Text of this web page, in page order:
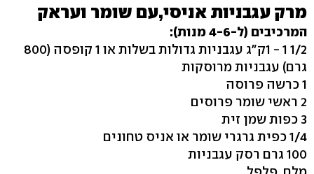
מרק עגבניות אניסי,עם שומר ועראק
המרכיבים (ל-4-6 מנות):
1/2 1 - 1ק"ג עגבניות גדולות בשלות או 1 קופסה (800
גרם) עגבניות מרוסקות
1 כרשה פרוסה
2 ראשי שומר פרוסים
3 כפות שמן זית
1/4 כפית גרגרי שומר או אניס טחונים
100 גרם רסק עגבניות